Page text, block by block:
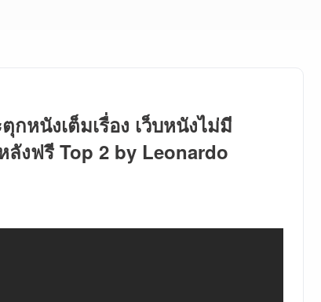
หนังเต็มเรื่อง เว็บหนังไม่มี
งฟรี Top 2 by Leonardo